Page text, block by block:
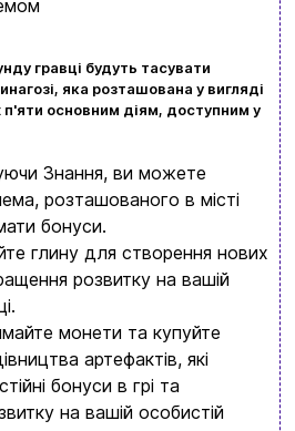
гравці будуть тасувати
яка розташована у вигляді
п'яти основним діям, доступним у
Знання, ви можете
розташованого в місті
бонуси.
глину для створення нових
розвитку на вашій
монети та купуйте
артефактів, які
бонуси в грі та
на вашій особистій